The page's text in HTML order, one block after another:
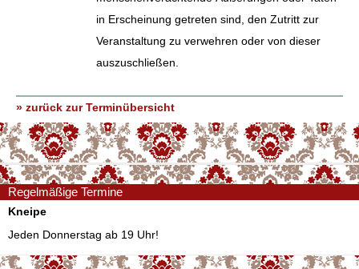
in Erscheinung getreten sind, den Zutritt zur
Veranstaltung zu verwehren oder von dieser
auszuschließen.
» zurück zur Terminübersicht
Regelmäßige Termine
Kneipe
Jeden Donnerstag ab 19 Uhr!